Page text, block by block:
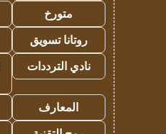
متورخ
روتانا تسويق
نادي الترددات
المعارف